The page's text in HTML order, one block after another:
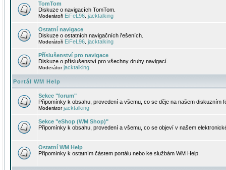
TomTom
Diskuze o navigacích TomTom.
Moderátoři EiFeL96 jacktalking
Ostatní navigace
Diskuze o ostatních navigačních řešeních.
Moderátoři EiFeL96 jacktalking
Příslušenství pro navigace
Diskuze o příslušenství pro všechny druhy navigací.
Moderátorjacktalking
Portál WM Help
Sekce "forum"
Připomínky k obsahu, provedení a všemu, co se děje na našem diskuzním
Moderátorjacktalking
Sekce "eShop (WM Shop)"
Připomínky k obsahu, provedení a všemu, co se objeví v našem
Ostatní WM Help
Připomínky k ostatním částem portálu nebo ke službám WM Help.